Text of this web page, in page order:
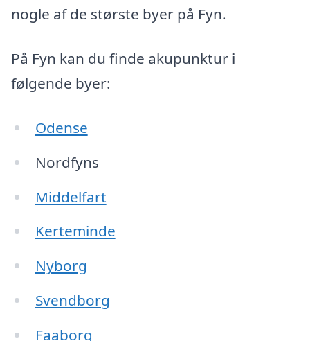
nogle af de største byer på Fyn.
På Fyn kan du finde akupunktur i
følgende byer:
Odense
Nordfyns
Middelfart
Kerteminde
Nyborg
Svendborg
Faaborg